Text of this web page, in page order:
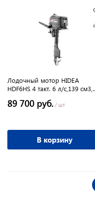
Лодочный мотор HIDEA
HDF6HS 4 такт. 6 л/с,139 см3,
89 700 руб. / шт
В корзину